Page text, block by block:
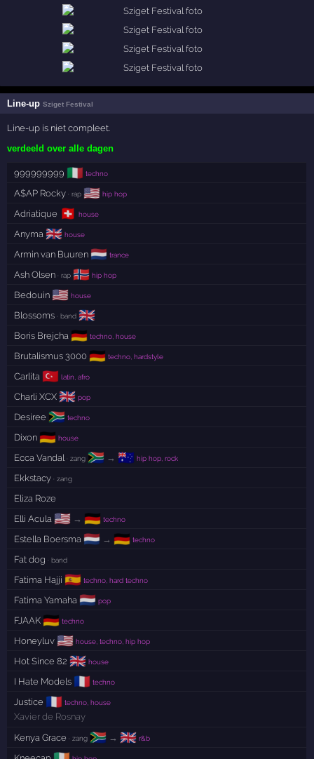
Line-upSziget Festival
Line-up is niet compleet.
verdeeld over alle dagen
999999999 🇮🇹 techno
A$AP Rocky · rap 🇺🇸 hip hop
Adriatique 🇨🇭 house
Anyma 🇬🇧 house
Armin van Buuren 🇳🇱 trance
Ash Olsen · rap 🇳🇴 hip hop
Bedouin 🇺🇸 house
Blossoms · band 🇬🇧
Boris Brejcha 🇩🇪 techno, house
Brutalismus 3000 🇩🇪 techno, hardstyle
Carlita 🇹🇷 latin, afro
Charli XCX 🇬🇧 pop
Desiree 🇿🇦 techno
Dixon 🇩🇪 house
Ecca Vandal · zang 🇿🇦 → 🇦🇺 hip hop, rock
Ekkstacy · zang
Eliza Roze
Elli Acula 🇺🇸 → 🇩🇪 techno
Estella Boersma 🇳🇱 → 🇩🇪 techno
Fat dog · band
Fatima Hajji 🇪🇸 techno, hard techno
Fatima Yamaha 🇳🇱 pop
FJAAK 🇩🇪 techno
Honeyluv 🇺🇸 house, techno, hip hop
Hot Since 82 🇬🇧 house
I Hate Models 🇫🇷 techno
Justice 🇫🇷 techno, house
Xavier de Rosnay
Kenya Grace · zang 🇿🇦 → 🇬🇧 r&b